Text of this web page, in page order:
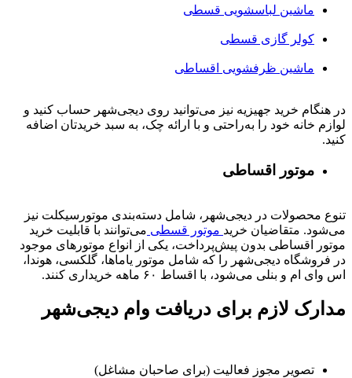
ماشین لباسشویی قسطی
کولر گازی قسطی
ماشین ظرفشویی اقساطی
در هنگام خرید جهیزیه نیز می‌توانید روی دیجی‌شهر حساب کنید و
لوازم خانه خود را به‌راحتی و با ارائه چک، به سبد خریدتان اضافه
کنید.
موتور اقساطی
تنوع محصولات در دیجی‌شهر، شامل دسته‌بندی موتورسیکلت نیز
می‌شود. متقاضیان خرید موتور قسطی می‌توانند با قابلیت خرید
موتور اقساطی بدون پیش‌پرداخت، یکی از انواع موتورهای موجود
در فروشگاه دیجی‌شهر را که شامل موتور یاماها، گلکسی، هوندا،
اس وای ام و بنلی می‌شود، با اقساط ۶۰ ماهه خریداری کنند.
مدارک لازم برای دریافت وام دیجی‌شهر
تصویر مجوز فعالیت (برای صاحبان مشاغل)